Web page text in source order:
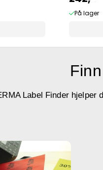
På lager
Label Finder